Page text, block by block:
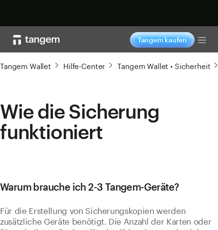
Tangem kaufen
Tangem Wallet Hilfe-Center Tangem Wallet • Sicherheit
Wie die Sicherung
funktioniert
Warum brauche ich 2-3 Tangem-Geräte?
Für die Erstellung von Sicherungskopien werden
zusätzliche Geräte benötigt. Die Anzahl der Karten oder